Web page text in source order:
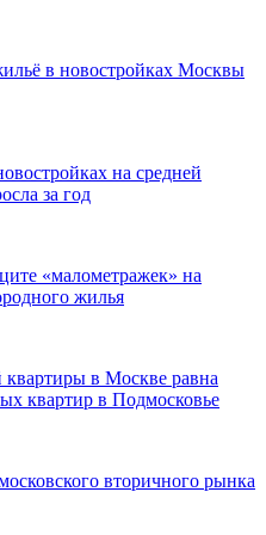
в новостройках Москвы
на средней
за год
«малометражек» на
жилья
в Москве равна
квартир в Подмосковье
вторичного рынка